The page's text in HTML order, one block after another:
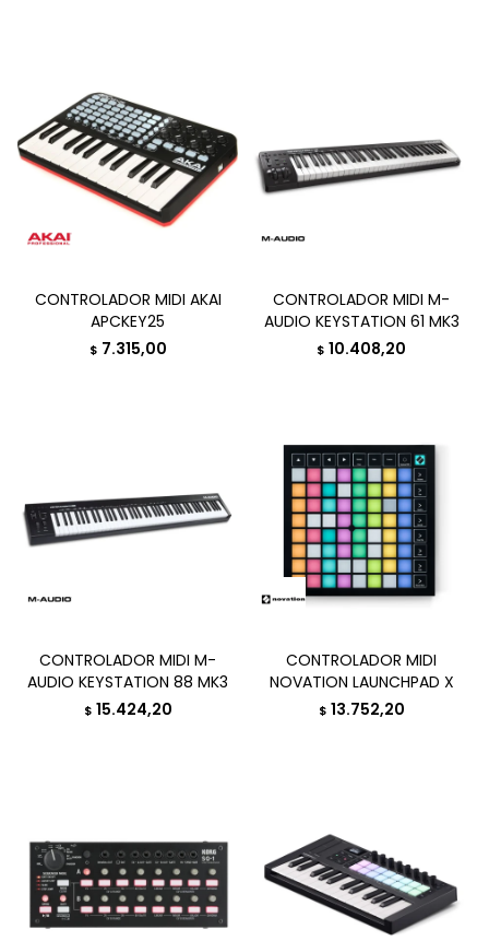
CONTROLADOR MIDI AKAI
APCKEY25
$ 7.315,00
CONTROLADOR MIDI M-
AUDIO KEYSTATION 61 MK3
$ 10.408,20
CONTROLADOR MIDI M-
AUDIO KEYSTATION 88 MK3
$ 15.424,20
CONTROLADOR MIDI
NOVATION LAUNCHPAD X
$ 13.752,20